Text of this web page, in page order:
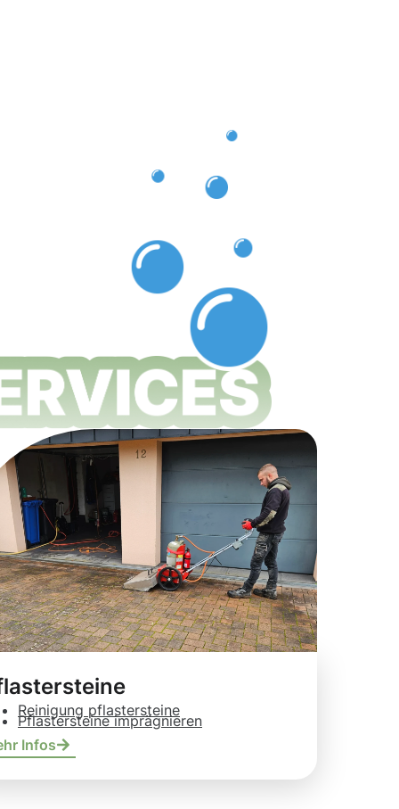
Reinigung pflastersteine
Pflastersteine imprägnieren
Infos